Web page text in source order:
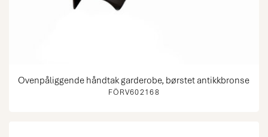
FÖRV602168
Ovenpåliggende håndtak garderobe, børstet antikkbronse